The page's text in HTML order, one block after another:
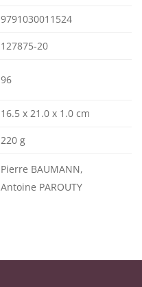
9791030011524
127875-20
96
16.5 x 21.0 x 1.0 cm
220 g
Pierre BAUMANN,
Antoine PAROUTY